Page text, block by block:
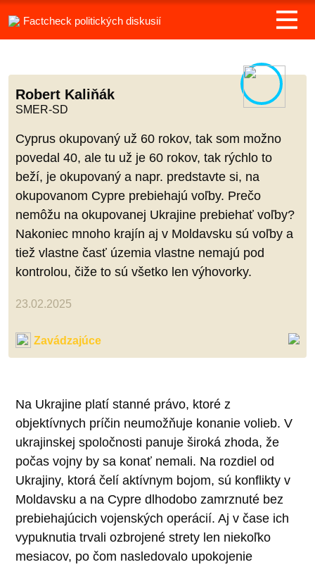
Factcheck politických diskusií
Robert Kaliňák
SMER-SD
Cyprus okupovaný už 60 rokov, tak som možno
povedal 40, ale tu už je 60 rokov, tak rýchlo to
beží, je okupovaný a napr. predstavte si, na
okupovanom Cypre prebiehajú voľby. Prečo
nemôžu na okupovanej Ukrajine prebiehať voľby?
Nakoniec mnoho krajín aj v Moldavsku sú voľby a
tiež vlastne časť územia vlastne nemajú pod
kontrolou, čiže to sú všetko len výhovorky.
23.02.2025
Zavádzajúce
Na Ukrajine platí stanné právo, ktoré z
objektívnych príčin neumožňuje konanie volieb. V
ukrajinskej spoločnosti panuje široká zhoda, že
počas vojny by sa konať nemali. Na rozdiel od
Ukrajiny, ktorá čelí aktívnym bojom, sú konflikty v
Moldavsku a na Cypre dlhodobo zamrznuté bez
prebiehajúcich vojenských operácií. Aj v čase ich
vypuknutia trvali ozbrojené strety len niekoľko
mesiacov, po čom nasledovalo upokojenie